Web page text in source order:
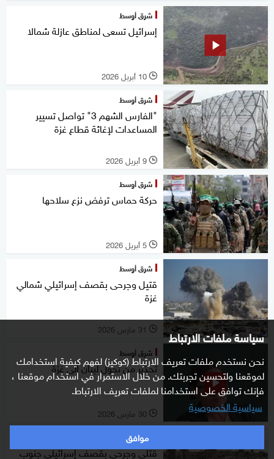
سياسة ملفات الارتباط
نحن نستخدم ملفات تعريف الارتباط (كوكيز) لفهم كيفية استخدامك
لموقعنا ولتحسين تجربتك. من خلال الاستمرار في استخدام موقعنا ،
فإنك توافق على استخدامنا لملفات تعريف الارتباط.
سياسية الخصوصية
موافق
شرق أوسط
إسرائيل تسعى لمناطق عازلة شمالا
l 10 أبريل 2026
شرق أوسط
"الفارس الشهم 3" تواصل تسيير
المساعدات لإغاثة قطاع غزة
l 9 أبريل 2026
شرق أوسط
حركة حماس ترفض نزع سلاحها
l 5 أبريل 2026
شرق أوسط
قتيل وجرحى بقصف إسرائيلي شمالي
غزة
l 31 مارس 2026
شرق أوسط
تحذير من تحول لبنان إلى غزة
l 30 مارس 2026
شرق أوسط
قتلى وجرحى بقصف إسرائيلي جنوب